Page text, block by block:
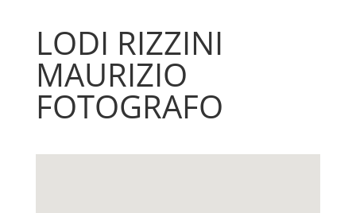
LODI RIZZINI
MAURIZIO
FOTOGRAFO